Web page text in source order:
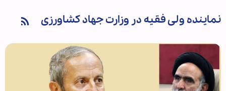
نماینده ولی فقیه در وزارت جهاد کشاورزی